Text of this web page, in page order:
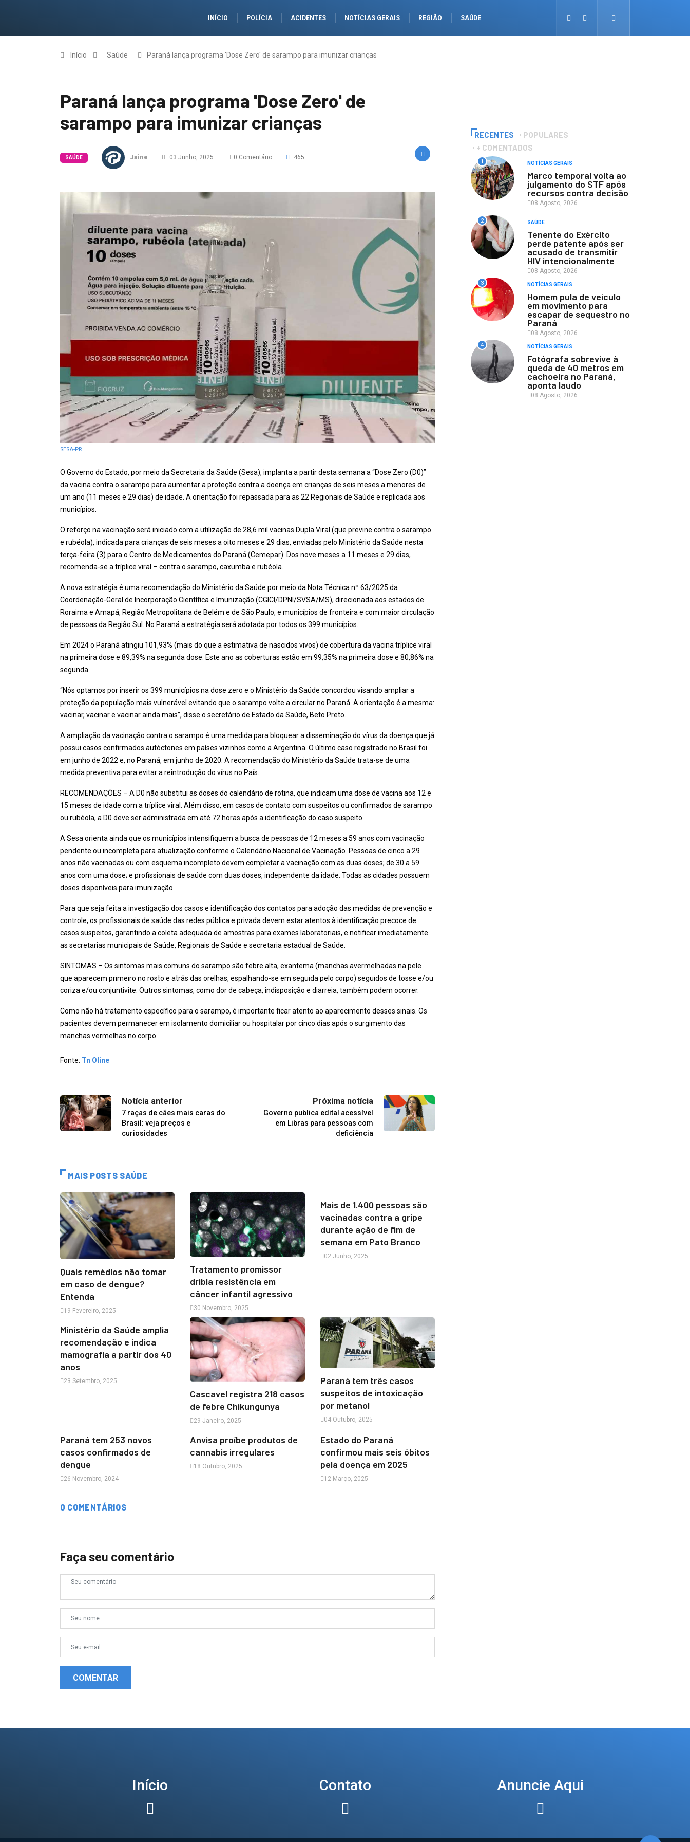
INÍCIO POLÍCIA ACIDENTES NOTÍCIAS GERAIS REGIÃO SAÚDE
Início Saúde Paraná lança programa 'Dose Zero' de sarampo para imunizar crianças
Paraná lança programa 'Dose Zero' de
sarampo para imunizar crianças
SAÚDE Jaine 03 Junho, 2025 0 Comentário 465
SESA-PR
O Governo do Estado, por meio da Secretaria da Saúde (Sesa), implanta a partir desta semana a “Dose Zero (D0)”
da vacina contra o sarampo para aumentar a proteção contra a doença em crianças de seis meses a menores de
um ano (11 meses e 29 dias) de idade. A orientação foi repassada para as 22 Regionais de Saúde e replicada aos
municípios.
O reforço na vacinação será iniciado com a utilização de 28,6 mil vacinas Dupla Viral (que previne contra o sarampo
e rubéola), indicada para crianças de seis meses a oito meses e 29 dias, enviadas pelo Ministério da Saúde nesta
terça-feira (3) para o Centro de Medicamentos do Paraná (Cemepar). Dos nove meses a 11 meses e 29 dias,
recomenda-se a tríplice viral – contra o sarampo, caxumba e rubéola.
A nova estratégia é uma recomendação do Ministério da Saúde por meio da Nota Técnica nº 63/2025 da
Coordenação-Geral de Incorporação Científica e Imunização (CGICI/DPNI/SVSA/MS), direcionada aos estados de
Roraima e Amapá, Região Metropolitana de Belém e de São Paulo, e municípios de fronteira e com maior circulação
de pessoas da Região Sul. No Paraná a estratégia será adotada por todos os 399 municípios.
Em 2024 o Paraná atingiu 101,93% (mais do que a estimativa de nascidos vivos) de cobertura da vacina tríplice viral
na primeira dose e 89,39% na segunda dose. Este ano as coberturas estão em 99,35% na primeira dose e 80,86% na
segunda.
“Nós optamos por inserir os 399 municípios na dose zero e o Ministério da Saúde concordou visando ampliar a
proteção da população mais vulnerável evitando que o sarampo volte a circular no Paraná. A orientação é a mesma:
vacinar, vacinar e vacinar ainda mais”, disse o secretário de Estado da Saúde, Beto Preto.
A ampliação da vacinação contra o sarampo é uma medida para bloquear a disseminação do vírus da doença que já
possui casos confirmados autóctones em países vizinhos como a Argentina. O último caso registrado no Brasil foi
em junho de 2022 e, no Paraná, em junho de 2020. A recomendação do Ministério da Saúde trata-se de uma
medida preventiva para evitar a reintrodução do vírus no País.
RECOMENDAÇÕES – A D0 não substitui as doses do calendário de rotina, que indicam uma dose de vacina aos 12 e
15 meses de idade com a tríplice viral. Além disso, em casos de contato com suspeitos ou confirmados de sarampo
ou rubéola, a D0 deve ser administrada em até 72 horas após a identificação do caso suspeito.
A Sesa orienta ainda que os municípios intensifiquem a busca de pessoas de 12 meses a 59 anos com vacinação
pendente ou incompleta para atualização conforme o Calendário Nacional de Vacinação. Pessoas de cinco a 29
anos não vacinadas ou com esquema incompleto devem completar a vacinação com as duas doses; de 30 a 59
anos com uma dose; e profissionais de saúde com duas doses, independente da idade. Todas as cidades possuem
doses disponíveis para imunização.
Para que seja feita a investigação dos casos e identificação dos contatos para adoção das medidas de prevenção e
controle, os profissionais de saúde das redes pública e privada devem estar atentos à identificação precoce de
casos suspeitos, garantindo a coleta adequada de amostras para exames laboratoriais, e notificar imediatamente
as secretarias municipais de Saúde, Regionais de Saúde e secretaria estadual de Saúde.
SINTOMAS – Os sintomas mais comuns do sarampo são febre alta, exantema (manchas avermelhadas na pele
que aparecem primeiro no rosto e atrás das orelhas, espalhando-se em seguida pelo corpo) seguidos de tosse e/ou
coriza e/ou conjuntivite. Outros sintomas, como dor de cabeça, indisposição e diarreia, também podem ocorrer.
Como não há tratamento específico para o sarampo, é importante ficar atento ao aparecimento desses sinais. Os
pacientes devem permanecer em isolamento domiciliar ou hospitalar por cinco dias após o surgimento das
manchas vermelhas no corpo.
Fonte: Tn Oline
Notícia anterior
7 raças de cães mais caras do
Brasil: veja preços e
curiosidades
Próxima notícia
Governo publica edital acessível
em Libras para pessoas com
deficiência
MAIS POSTS SAÚDE
Quais remédios não tomar
em caso de dengue?
Entenda
19 Fevereiro, 2025
Tratamento promissor
dribla resistência em
câncer infantil agressivo
30 Novembro, 2025
Mais de 1.400 pessoas são
vacinadas contra a gripe
durante ação de fim de
semana em Pato Branco
02 Junho, 2025
Ministério da Saúde amplia
recomendação e indica
mamografia a partir dos 40
anos
23 Setembro, 2025
Cascavel registra 218 casos
de febre Chikungunya
29 Janeiro, 2025
Paraná tem três casos
suspeitos de intoxicação
por metanol
04 Outubro, 2025
Paraná tem 253 novos
casos confirmados de
dengue
26 Novembro, 2024
Anvisa proíbe produtos de
cannabis irregulares
18 Outubro, 2025
Estado do Paraná
confirmou mais seis óbitos
pela doença em 2025
12 Março, 2025
0 COMENTÁRIOS
Faça seu comentário
COMENTAR
RECENTES
POPULARES
+ COMENTADOS
1 NOTÍCIAS GERAIS
Marco temporal volta ao
julgamento do STF após
recursos contra decisão
08 Agosto, 2026
2 SAÚDE
Tenente do Exército
perde patente após ser
acusado de transmitir
HIV intencionalmente
08 Agosto, 2026
3 NOTÍCIAS GERAIS
Homem pula de veículo
em movimento para
escapar de sequestro no
Paraná
08 Agosto, 2026
4 NOTÍCIAS GERAIS
Fotógrafa sobrevive à
queda de 40 metros em
cachoeira no Paraná,
aponta laudo
08 Agosto, 2026
Início Contato Anuncie Aqui